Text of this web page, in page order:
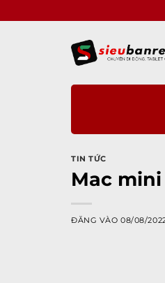
qua
TIN TỨC
Mac
ĐĂNG VÀO08/08/